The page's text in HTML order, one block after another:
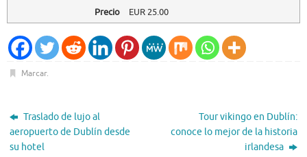
Precio
EUR25.00
Marcar.
Traslado de lujo al
aeropuerto de Dublín desde
su hotel
Tour vikingo en Dublín:
conoce lo mejor de la historia
irlandesa